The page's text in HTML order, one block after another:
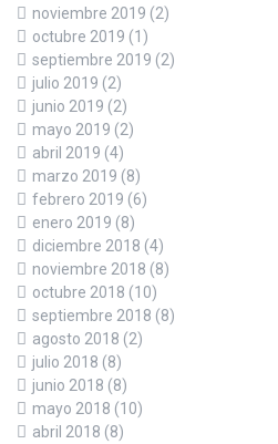
noviembre 2019 (2)
octubre 2019 (1)
septiembre 2019 (2)
julio 2019 (2)
junio 2019 (2)
mayo 2019 (2)
abril 2019 (4)
marzo 2019 (8)
febrero 2019 (6)
enero 2019 (8)
diciembre 2018 (4)
noviembre 2018 (8)
octubre 2018 (10)
septiembre 2018 (8)
agosto 2018 (2)
julio 2018 (8)
junio 2018 (8)
mayo 2018 (10)
abril 2018 (8)